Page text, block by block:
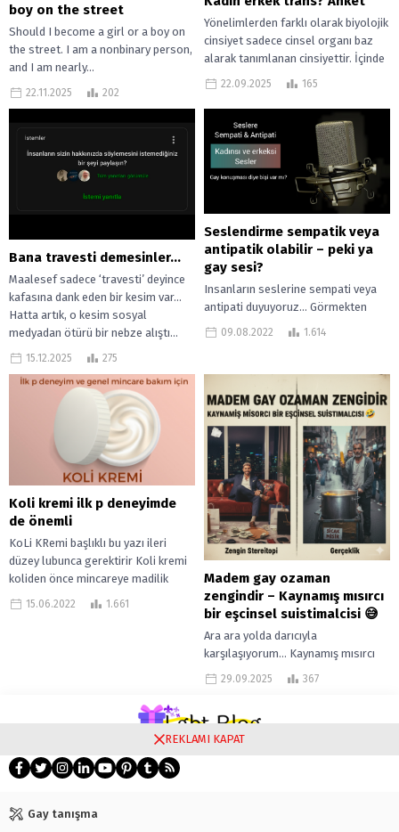
boy on the street
Should I become a girl or a boy on
the street. I am a nonbinary person,
and I am nearly...
22.11.2025 202
Yönelimlerden farklı olarak biyolojik
cinsiyet sadece cinsel organı baz
alarak tanımlanan cinsiyettir. İçinde
olduğunuz bedenden ziyade sahip
olduğunuz cinsel organa...
22.09.2025 165
Bana travesti demesinler…
Maalesef sadece ‘travesti’ deyince
kafasına dank eden bir kesim var…
Hatta artık, o kesim sosyal
medyadan ötürü bir nebze alıştı...
15.12.2025 275
Seslendirme sempatik veya
antipatik olabilir – peki ya
gay sesi?
Insanların seslerine sempati veya
antipati duyuyoruz… Görmekten
bahsetmiyorum… İç güdüsel bir
görüntü...
09.08.2022 1.614
Koli kremi ilk p deneyimde
de önemli
KoLi KRemi başlıklı bu yazı ileri
düzey lubunca gerektirir Koli kremi
koliden önce mincareye madilik
olmasın diye kayganlık vermesi
15.06.2022 1.661
Madem gay ozaman
zengindir – Kaynamış mısırcı
bir eşcinsel suistimalcisi 😅
Ara ara yolda darıcıyla
karşılaşıyorum… Kaynamış mısırcı
yani… Asla tipim değil. Zaten tipim
29.09.2025 367
Gay tanışma
REKLAMI KAPAT